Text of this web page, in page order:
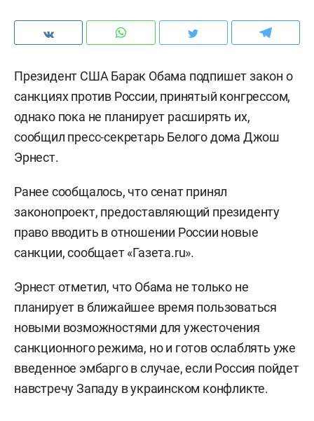
Президент США Барак Обама подпишет закон о
санкциях против России, принятый конгрессом,
однако пока не планирует расширять их,
сообщил пресс-секретарь Белого дома Джош
Эрнест.
Ранее сообщалось, что сенат принял
законопроект, предоставляющий президенту
право вводить в отношении России новые
санкции, сообщает «Газета.ru».
Эрнест отметил, что Обама не только не
планирует в ближайшее время пользоваться
новыми возможностями для ужесточения
санкционного режима, но и готов ослаблять уже
введенное эмбарго в случае, если Россия пойдет
навстречу Западу в украинском конфликте.